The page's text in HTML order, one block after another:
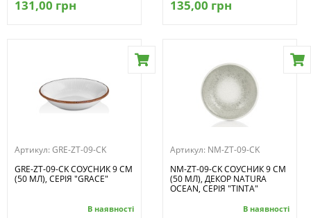
131,00 грн 135,00 грн
Артикул: GRE-ZT-09-CK
GRE-ZT-09-CK СОУСНИК 9 СМ
(50 МЛ), СЕРІЯ "GRACE"
В наявності
Артикул: NM-ZT-09-CK
NM-ZT-09-CK СОУСНИК 9 СМ
(50 МЛ), ДЕКОР NATURA
OCEAN, СЕРІЯ "TINTA"
В наявності